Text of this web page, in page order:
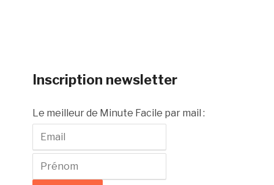
Inscription newsletter
Le meilleur de Minute Facile par mail :